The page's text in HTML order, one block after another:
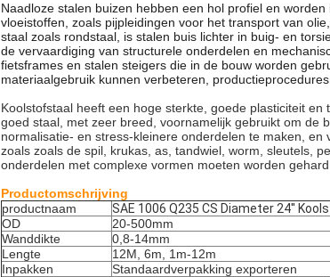
Naadloze stalen buizen hebben een hol profiel en
vloeistoffen, zoals pijpleidingen voor het transport van
staal zoals rondstaal, is stalen buis lichter in buig- en
de vervaardiging van structurele onderdelen en
fietsframes en stalen steigers die in de bouw worden
materiaalgebruik kunnen verbeteren,
Koolstofstaal heeft een hoge sterkte, goede plasticiteit
goed staal, met zeer breed, voornamelijk gebruikt om de
normalisatie- en stress-kleinere onderdelen te maken,
zoals zoals de spil, krukas, as, tandwiel, worm, sleutels,
onderdelen met complexe vormen moeten worden
Productomschrijving
productnaam
SAE 1006 Q235 CS Diameter 24''
OD
20-500mm
Wanddikte
0,8-14mm
Lengte
12M, 6m, 1m-12m
Inpakken
Standaardverpakking exporteren